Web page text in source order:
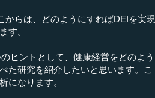
らは、どのようにすればDEIを実現
す。
ヒントとして、健康経営をどのよう
た研究を紹介したいと思います。こ
になります。